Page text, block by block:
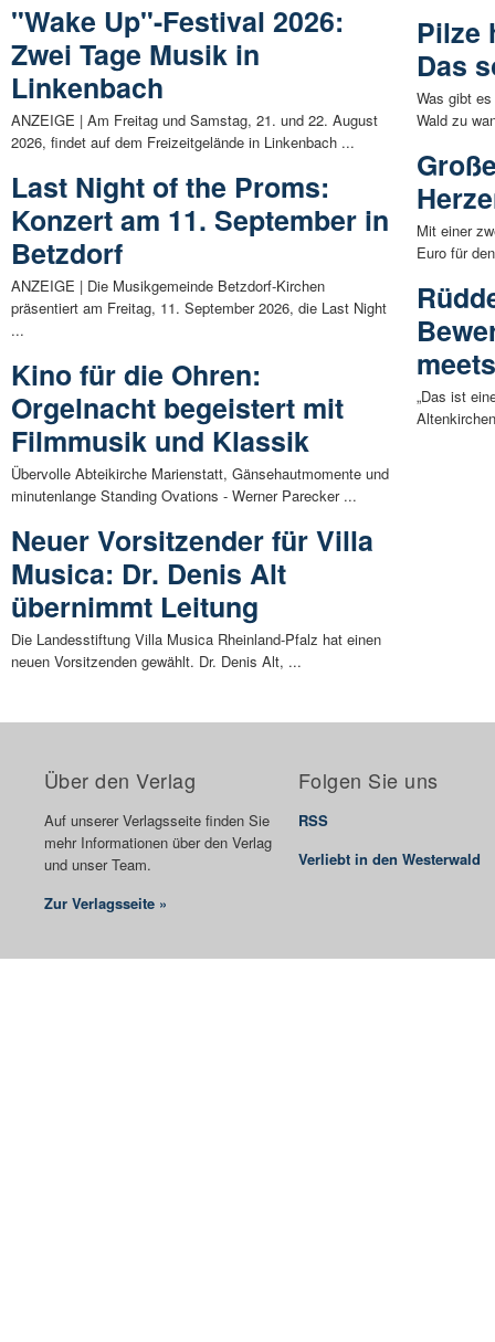
"Wake Up"-Festival 2026:
Zwei Tage Musik in
Linkenbach
ANZEIGE | Am Freitag und Samstag, 21. und 22. August
2026, findet auf dem Freizeitgelände in Linkenbach ...
Last Night of the Proms:
Konzert am 11. September in
Betzdorf
ANZEIGE | Die Musikgemeinde Betzdorf-Kirchen
präsentiert am Freitag, 11. September 2026, die Last Night
...
Kino für die Ohren:
Orgelnacht begeistert mit
Filmmusik und Klassik
Übervolle Abteikirche Marienstatt, Gänsehautmomente und
minutenlange Standing Ovations - Werner Parecker ...
Neuer Vorsitzender für Villa
Musica: Dr. Denis Alt
übernimmt Leitung
Die Landesstiftung Villa Musica Rheinland-Pfalz hat einen
neuen Vorsitzenden gewählt. Dr. Denis Alt, ...
Pilze
Das
Was gibt
Wald zu
Mit einer
Euro für
„Das ist
Über den Verlag
Auf unserer Verlagsseite finden Sie
mehr Informationen über den Verlag
und unser Team.
Zur Verlagsseite »
Folgen Sie uns
RSS
Verliebt in den Westerwald